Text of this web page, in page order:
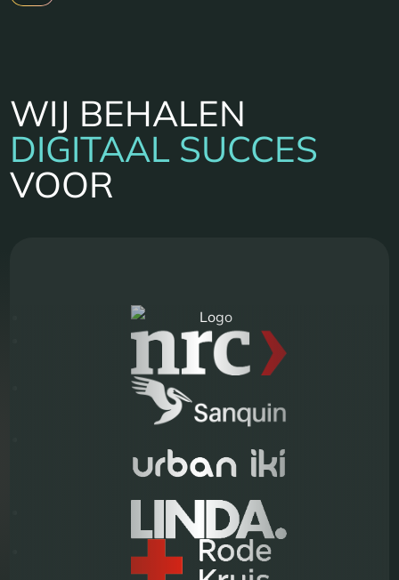
WIJ BEHALEN
DIGITAAL SUCCES
VOOR